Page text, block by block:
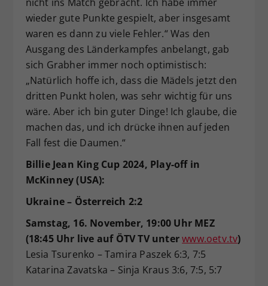
wieder gute Punkte gespielt, aber insgesamt
waren es dann zu viele Fehler.“ Was den
Ausgang des Länderkampfes anbelangt, gab
sich Grabher immer noch optimistisch:
„Natürlich hoffe ich, dass die Mädels jetzt den
dritten Punkt holen, was sehr wichtig für uns
wäre. Aber ich bin guter Dinge! Ich glaube, die
machen das, und ich drücke ihnen auf jeden
Fall fest die Daumen.“
Billie Jean King Cup 2024, Play-off in
McKinney (USA):
Ukraine– Österreich 2:2
Samstag, 16. November, 19:00 Uhr MEZ
(18:45 Uhr live auf ÖTV TV unterwww.oetv.tv)
Lesia Tsurenko – Tamira Paszek 6:3, 7:5
Katarina Zavatska – Sinja Kraus 3:6, 7:5, 5:7